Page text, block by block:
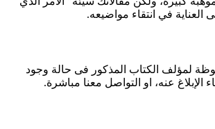
في انتقاء مواضيعه.
لمؤلف الكتاب المذكور فى حالة وجود
الإبلاغ عنه، او التواصل معنا مباشرة.